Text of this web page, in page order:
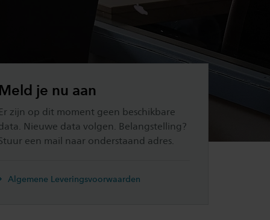
Meld je nu aan
Er zijn op dit moment geen beschikbare
Nieuwe data volgen. Belangstelling?
een mail naar onderstaand adres.
Algemene Leveringsvoorwaarden